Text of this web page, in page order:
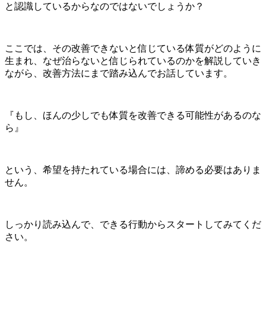
と認識しているからなのではないでしょうか？
ここでは、その改善できないと信じている体質がどのように
生まれ、なぜ治らないと信じられているのかを解説していき
ながら、改善方法にまで踏み込んでお話しています。
『もし、ほんの少しでも体質を改善できる可能性があるのな
ら』
という、希望を持たれている場合には、諦める必要はありま
せん。
しっかり読み込んで、できる行動からスタートしてみてくだ
さい。